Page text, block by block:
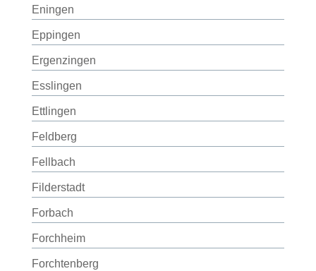
Eningen
Eppingen
Ergenzingen
Esslingen
Ettlingen
Feldberg
Fellbach
Filderstadt
Forbach
Forchheim
Forchtenberg